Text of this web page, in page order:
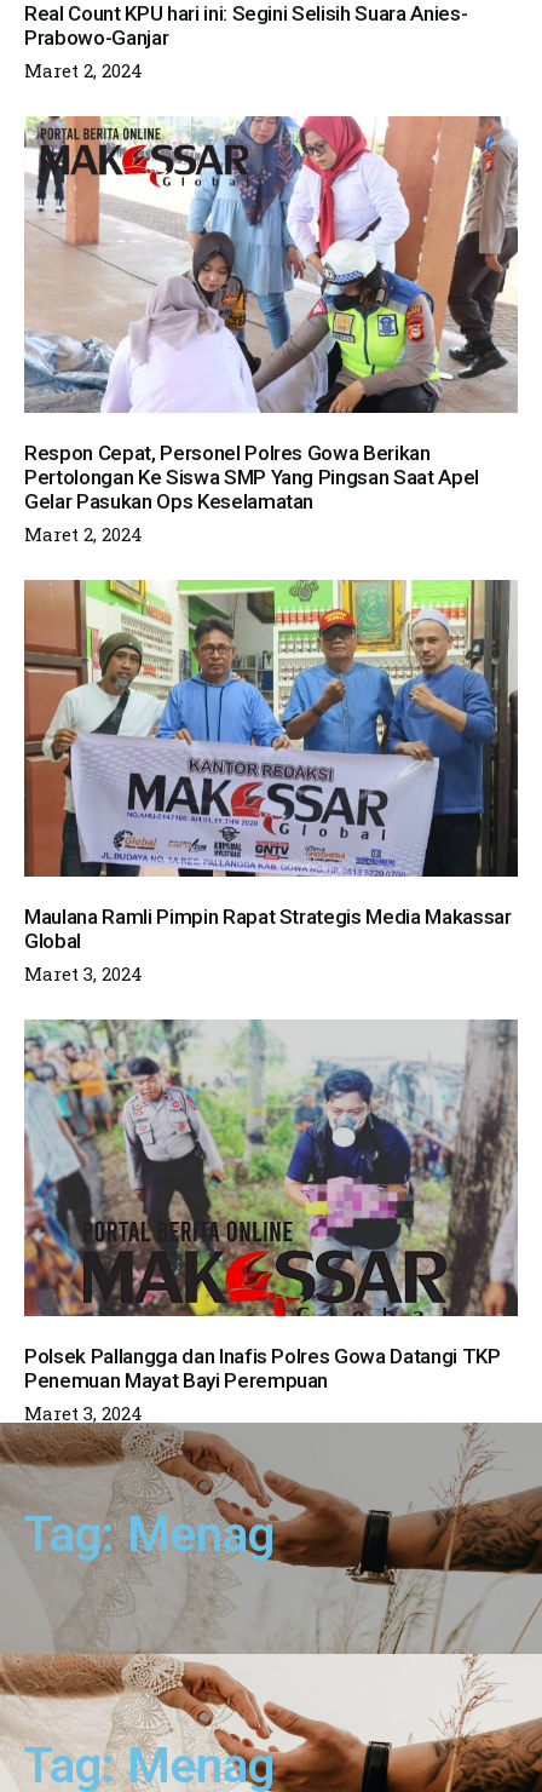
Real Count KPU hari ini: Segini Selisih Suara Anies-
Prabowo-Ganjar
Maret 2, 2024
Respon Cepat, Personel Polres Gowa Berikan
Pertolongan Ke Siswa SMP Yang Pingsan Saat Apel
Gelar Pasukan Ops Keselamatan
Maret 2, 2024
Maulana Ramli Pimpin Rapat Strategis Media Makassar
Global
Maret 3, 2024
Polsek Pallangga dan Inafis Polres Gowa Datangi TKP
Penemuan Mayat Bayi Perempuan
Maret 3, 2024
Tag: Menag
Tag: Menag